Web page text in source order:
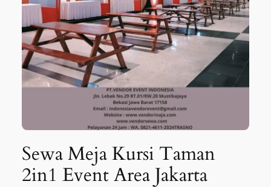
Sewa Meja Kursi Taman
2in1 Event Area Jakarta